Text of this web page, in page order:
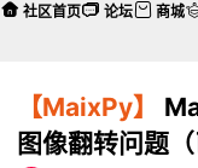
【MaixPy】
图像翻转问题（
社区首页 论坛 商城